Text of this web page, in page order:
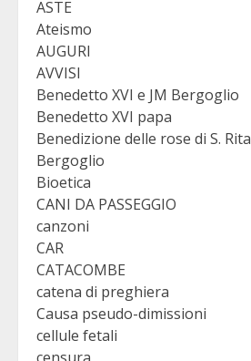
ASTE
Ateismo
AUGURI
AVVISI
Benedetto XVI e JM Bergoglio
Benedetto XVI papa
Benedizione delle rose di S. Rita
Bergoglio
Bioetica
CANI DA PASSEGGIO
canzoni
CAR
CATACOMBE
catena di preghiera
Causa pseudo-dimissioni
cellule fetali